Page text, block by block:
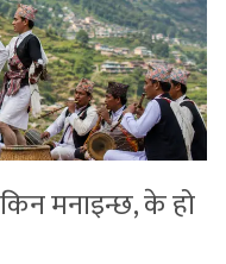
मनाइन्छ, के हो